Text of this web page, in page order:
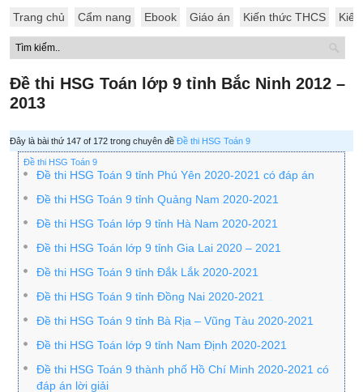
Trang chủ Cẩm nang Ebook Giáo án Kiến thức THCS
Đề thi HSG Toán lớp 9 tỉnh Bắc Ninh 2012 –
2013
Đây là bài thứ 147 of 172 trong chuyên đề Đề thi HSG Toán 9
Đề thi HSG Toán 9
Đề thi HSG Toán 9 tỉnh Phú Yên 2020-2021 có đáp án
Đề thi HSG Toán 9 tỉnh Quảng Nam 2020-2021
Đề thi HSG Toán lớp 9 tỉnh Hà Nam 2020-2021
Đề thi HSG Toán lớp 9 tỉnh Gia Lai 2020 – 2021
Đề thi HSG Toán 9 tỉnh Đắk Lắk 2020-2021
Đề thi HSG Toán 9 tỉnh Đồng Nai 2020-2021
Đề thi HSG Toán 9 tỉnh Bà Rịa – Vũng Tàu 2020-2021
Đề thi HSG Toán lớp 9 tỉnh Nam Định 2020-2021
Đề thi HSG Toán 9 thành phố Hồ Chí Minh 2020-2021 có
đáp án lời giải